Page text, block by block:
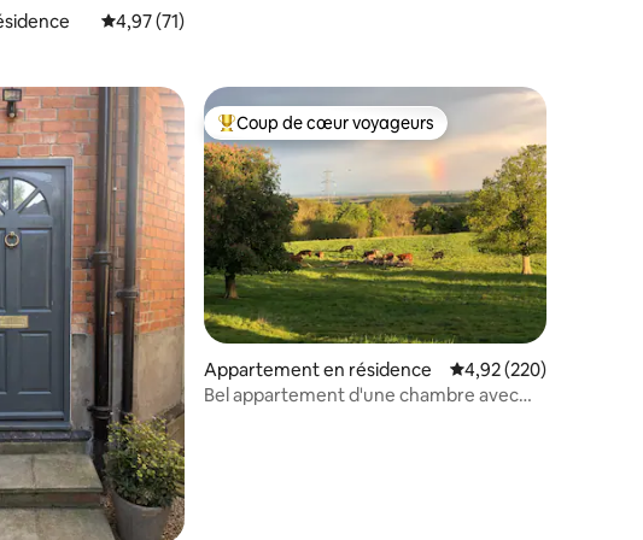
Évaluation moyenne sur la base de 71 commentaires : 4,97 sur 5
4,97 (71)
157 commentaires : 4,9 sur 5
Coups de cœur voyageurs les plus appréciés
Coup de cœur voyageurs
Appartement en résidence Évaluation moyenne
4,92 (220)
Bel appartement d'une chambre avec